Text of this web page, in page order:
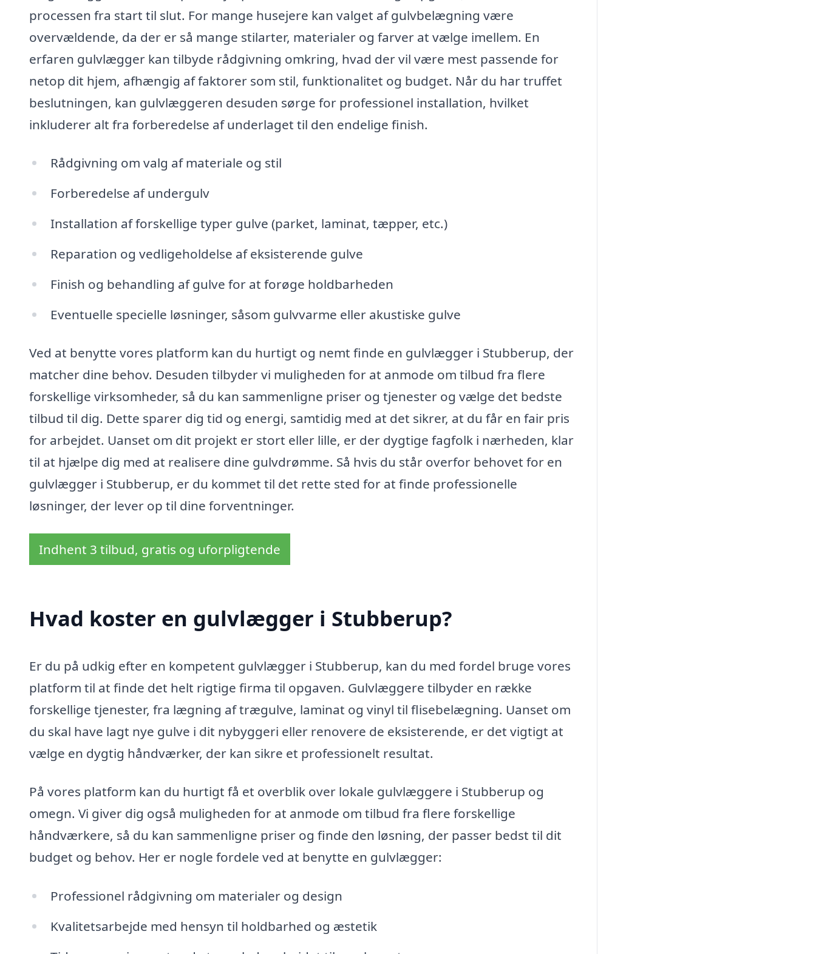
processen fra start til slut. For mange husejere kan valget af gulvbelægning være
overvældende, da der er så mange stilarter, materialer og farver at vælge imellem. En
erfaren gulvlægger kan tilbyde rådgivning omkring, hvad der vil være mest passende for
netop dit hjem, afhængig af faktorer som stil, funktionalitet og budget. Når du har truffet
beslutningen, kan gulvlæggeren desuden sørge for professionel installation, hvilket
inkluderer alt fra forberedelse af underlaget til den endelige finish.
Rådgivning om valg af materiale og stil
Forberedelse af undergulv
Installation af forskellige typer gulve (parket, laminat, tæpper, etc.)
Reparation og vedligeholdelse af eksisterende gulve
Finish og behandling af gulve for at forøge holdbarheden
Eventuelle specielle løsninger, såsom gulvvarme eller akustiske gulve
Ved at benytte vores platform kan du hurtigt og nemt finde en gulvlægger i Stubberup, der
matcher dine behov. Desuden tilbyder vi muligheden for at anmode om tilbud fra flere
forskellige virksomheder, så du kan sammenligne priser og tjenester og vælge det bedste
tilbud til dig. Dette sparer dig tid og energi, samtidig med at det sikrer, at du får en fair pris
for arbejdet. Uanset om dit projekt er stort eller lille, er der dygtige fagfolk i nærheden, klar
til at hjælpe dig med at realisere dine gulvdrømme. Så hvis du står overfor behovet for en
gulvlægger i Stubberup, er du kommet til det rette sted for at finde professionelle
løsninger, der lever op til dine forventninger.
Indhent 3 tilbud, gratis og uforpligtende
Hvad koster en gulvlægger i Stubberup?
Er du på udkig efter en kompetent gulvlægger i Stubberup, kan du med fordel bruge vores
platform til at finde det helt rigtige firma til opgaven. Gulvlæggere tilbyder en række
forskellige tjenester, fra lægning af trægulve, laminat og vinyl til flisebelægning. Uanset om
du skal have lagt nye gulve i dit nybyggeri eller renovere de eksisterende, er det vigtigt at
vælge en dygtig håndværker, der kan sikre et professionelt resultat.
På vores platform kan du hurtigt få et overblik over lokale gulvlæggere i Stubberup og
omegn. Vi giver dig også muligheden for at anmode om tilbud fra flere forskellige
håndværkere, så du kan sammenligne priser og finde den løsning, der passer bedst til dit
budget og behov. Her er nogle fordele ved at benytte en gulvlægger:
Professionel rådgivning om materialer og design
Kvalitetsarbejde med hensyn til holdbarhed og æstetik